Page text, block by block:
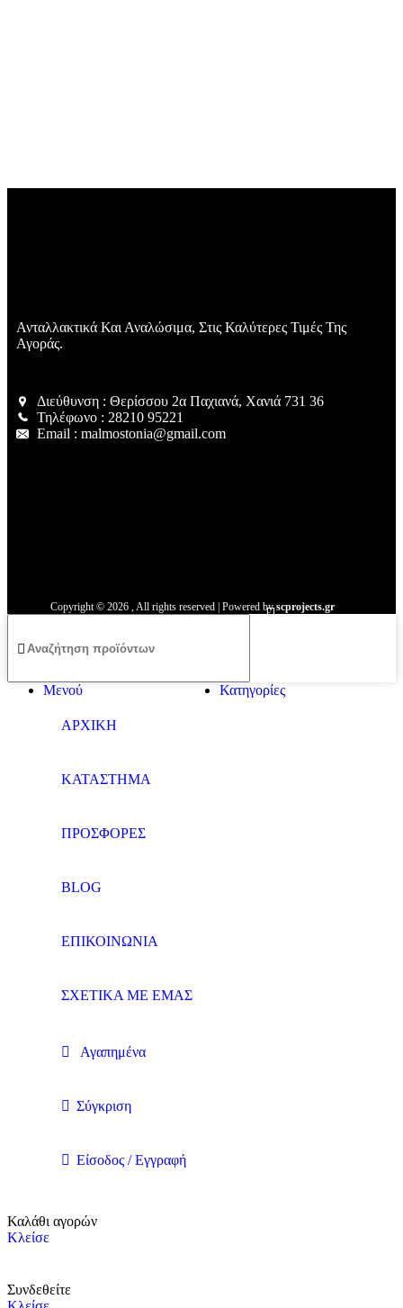
Ανταλλακτικά Και Αναλώσιμα, Στις Καλύτερες Τιμές Της
Αγοράς.
Διεύθυνση : Θερίσσου 2α Παχιανά, Χανιά 731 36
Τηλέφωνο : 28210 95221
Email : malmostonia@gmail.com
Copyright © 2026 , All rights reserved | Powered byscprojects.gr
Μενού Κατηγορίες
ΑΡΧΙΚΗ
ΚΑΤΑΣΤΗΜΑ
ΠΡΟΣΦΟΡΕΣ
BLOG
ΕΠΙΚΟΙΝΩΝΙΑ
ΣΧΕΤΙΚΑ ΜΕ ΕΜΑΣ
Αγαπημένα
Σύγκριση
Είσοδος / Εγγραφή
Καλάθι αγορών
Κλείσε
Συνδεθείτε